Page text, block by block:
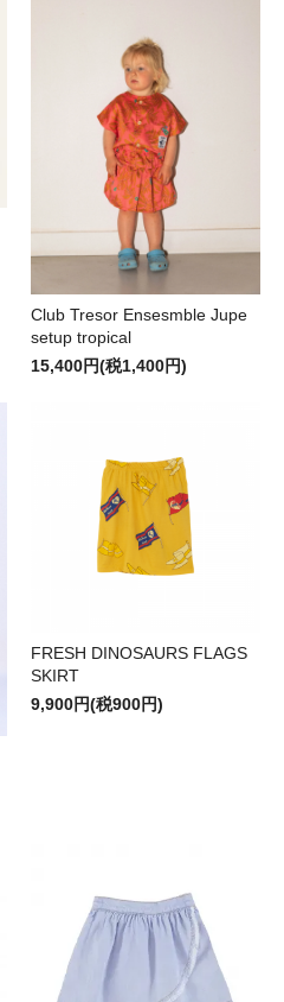
Club Tresor Ensesmble Jupe
setup tropical
15,400円(税1,400円)
FRESH DINOSAURS FLAGS
SKIRT
9,900円(税900円)